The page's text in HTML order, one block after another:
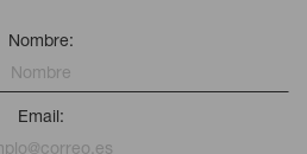
Nombre:
Email: